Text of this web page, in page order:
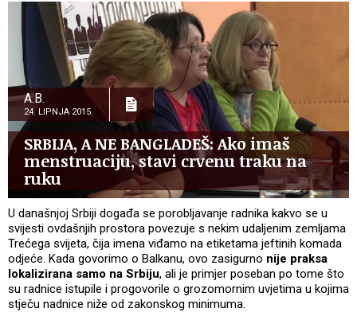
A.B.
24. LIPNJA 2015.
SRBIJA, A NE BANGLADEŠ: Ako imaš
menstruaciju, stavi crvenu traku na
ruku
U današnjoj Srbiji događa se porobljavanje radnika kakvo se u
svijesti ovdašnjih prostora povezuje s nekim udaljenim zemljama
Trećega svijeta, čija imena viđamo na etiketama jeftinih komada
odjeće. Kada govorimo o Balkanu, ovo zasigurno nije praksa
lokalizirana samo na Srbiju, ali je primjer poseban po tome što
su radnice istupile i progovorile o grozomornim uvjetima u kojima
stječu nadnice niže od zakonskog minimuma.